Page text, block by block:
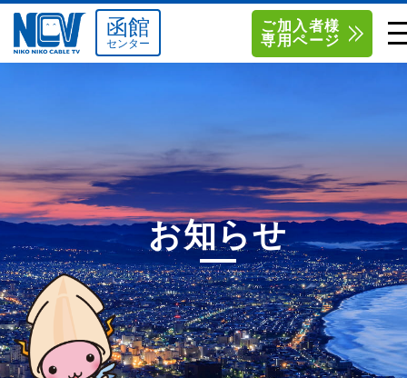
南東北センター（福島） 0120-173-577
函館センター 0138-34-2525
新潟センター 025-210-1200
単品料金
お得なセットプラン
料金シミュレーション
サポート
Q&A
南東北センター(米沢)
〒992-0044
山形県米沢市春日四丁目2-75
南東北センター(福島)
〒960-8252
福島県福島市御山字一本松17-1-
1
函館
センター
ご加入者様
専用ページ
お知らせ